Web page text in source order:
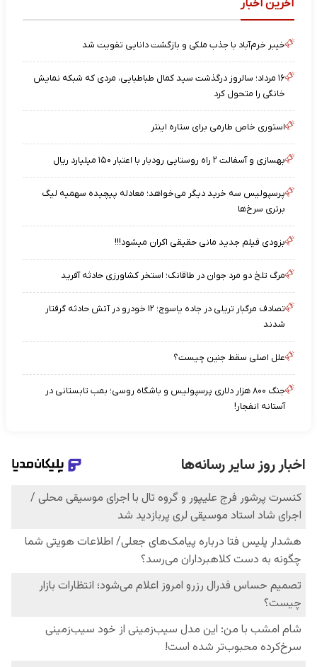
آخرین اخبار
خیبر خرم‌آباد با جذب ملکی و بازگشت دانایی تقویت شد
۱۶ مرداد؛ سالروز درگذشت سید کمال طباطبایی، مردی که شبکه نمایش
خانگی را متحول کرد
استوری خاص طارمی برای ستاره اینتر
بهسازی و آسفالت ۲ راه روستایی رودبار با اعتبار ۱۵۰ میلیارد ریال
پرسپولیس سه خرید دیگر می‌خواهد؛ معادله پیچیده سهمیه لیگ
برتری سرخ‌ها
بزودی فیلم جدید مانی حقیقی اکران میشود!!!
مرگ تلخ دو مرد جوان در طاقانک؛ استخر کشاورزی حادثه آفرید
تصادف مرگبار تریلی در جاده یاسوج؛ ۱۲ خودرو در آتش حادثه گرفتار
شدند
علل اصلی سقط جنین چیست؟
جنگ ۸۰۰ هزار دلاری پرسپولیس و باشگاه روسی؛ بمب تابستانی در
آستانه انفجار!